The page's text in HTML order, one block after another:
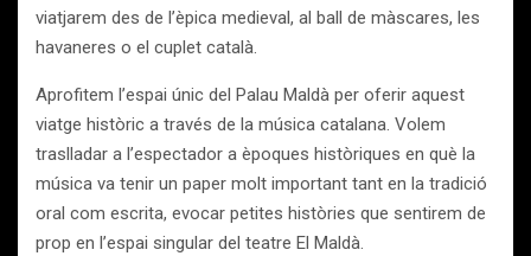
viatjarem des de l’èpica medieval, al ball de màscares, les
havaneres o el cuplet català.
Aprofitem l’espai únic del Palau Maldà per oferir aquest
viatge històric a través de la música catalana. Volem
traslladar a l’espectador a èpoques històriques en què la
música va tenir un paper molt important tant en la tradició
oral com escrita, evocar petites històries que sentirem de
prop en l’espai singular del teatre El Maldà.